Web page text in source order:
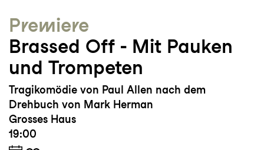
Premiere
Brassed Off - Mit Pauken
und Trompeten
Tragikomödie von Paul Allen nach dem
Drehbuch von Mark Herman
Grosses Haus
19:00